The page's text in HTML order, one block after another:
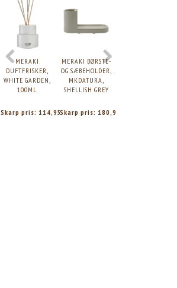
MERAKI
DUFTFRISKER,
WHITE GARDEN,
100ML.
Skarp pris:114,95
MERAKI BØRSTE-
OG SÆBEHOLDER,
MKDATURA,
SHELLISH GREY
Skarp pris:180,95